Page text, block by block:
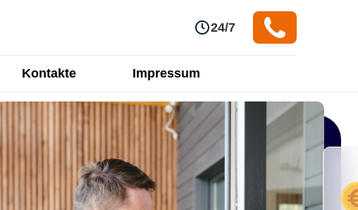
24/7
Kontakte Impressum